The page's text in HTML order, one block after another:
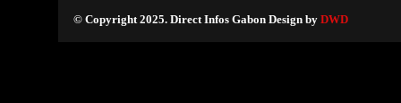
© Copyright 2025. Direct Infos Gabon Design by DWD